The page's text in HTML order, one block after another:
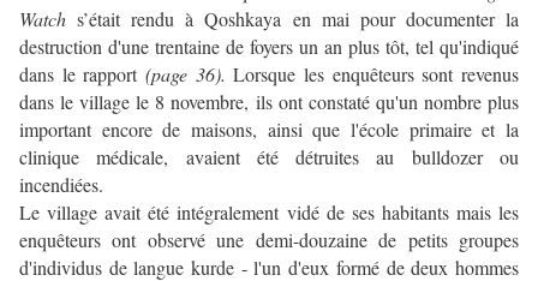
Watch s’était rendu à Qoshkaya en mai pour documenter la
destruction d'une trentaine de foyers un an plus tôt, tel qu'indiqué
dans le rapport (page 36). Lorsque les enquêteurs sont revenus
dans le village le 8 novembre, ils ont constaté qu'un nombre plus
important encore de maisons, ainsi que l'école primaire et la
clinique médicale, avaient été détruites au bulldozer ou
incendiées.
Le village avait été intégralement vidé de ses habitants mais les
enquêteurs ont observé une demi-douzaine de petits groupes
d'individus de langue kurde - l'un d'eux formé de deux hommes